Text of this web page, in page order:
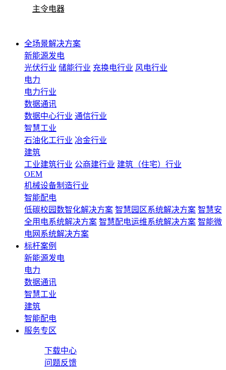
主令电器
全场景解决方案
新能源发电
光伏行业 储能行业 充换电行业 风电行业
电力
电力行业
数据通讯
数据中心行业 通信行业
智慧工业
石油化工行业 冶金行业
建筑
工业建筑行业 公商建行业 建筑（住宅）行业
OEM
机械设备制造行业
智能配电
低碳校园数智化解决方案 智慧园区系统解决方案 智慧安
全用电系统解决方案 智慧配电运维系统解决方案 智能微
电网系统解决方案
标杆案例
新能源发电
电力
数据通讯
智慧工业
建筑
智能配电
服务专区
下载中心
问题反馈